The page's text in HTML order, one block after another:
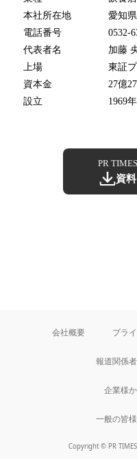
本社所在地
愛知
電話番号
0532-
代表者名
加藤
上場
東証
資本金
27億
設立
1969
PR
資
会社概要 プラ
報道関係
企業様
一般の皆
Copyright © PR